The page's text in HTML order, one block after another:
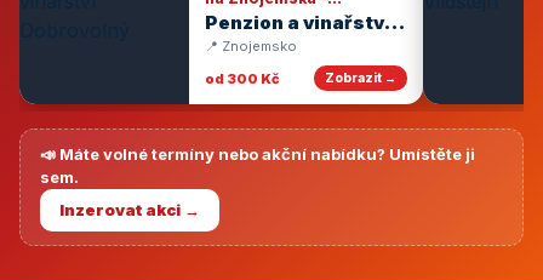
degustace vín
Penzion a vinařství
Dobrovolný
📍 Znojemsko
od 300 Kč
Zobrazit →
📣 Máte volné termíny nebo akční nabídku? Umístěte ji
sem.
Inzerovat akci →